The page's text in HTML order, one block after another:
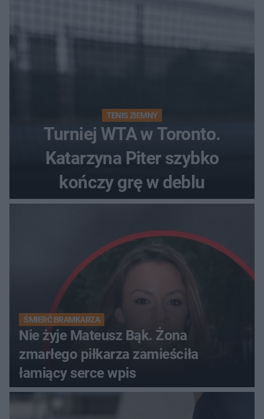
TENIS ZIEMNY
Turniej WTA w Toronto.
Katarzyna Piter szybko
kończy grę w deblu
ŚMIERĆ BRAMKARZA
Nie żyje Mateusz Bąk. Żona
zmarłego piłkarza zamieściła
łamiący serce wpis